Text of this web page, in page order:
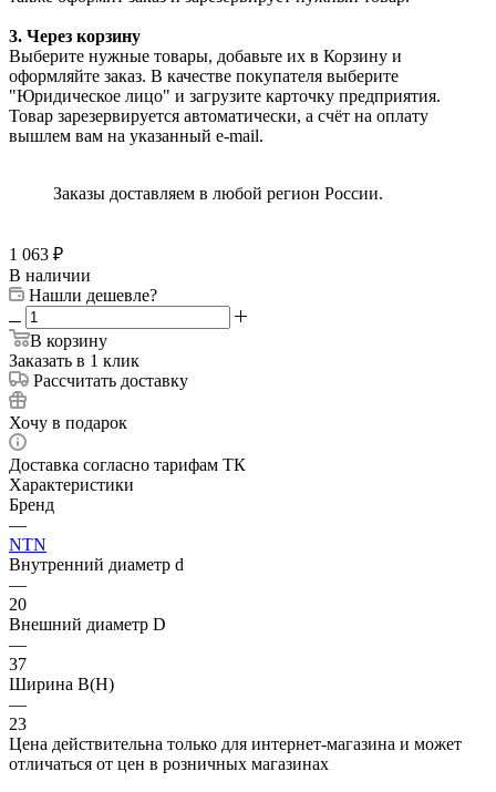
3. Через корзину
Выберите нужные товары, добавьте их в Корзину и
оформляйте заказ. В качестве покупателя выберите
"Юридическое лицо" и загрузите карточку предприятия.
Товар зарезервируется автоматически, а счёт на оплату
вышлем вам на указанный e-mail.
Заказы доставляем в любой регион России.
1 063 ₽
В наличии
Нашли дешевле?
В корзину
Заказать в 1 клик
Рассчитать доставку
Хочу в подарок
Доставка согласно тарифам ТК
Характеристики
Бренд
—
NTN
Внутренний диаметр d
—
20
Внешний диаметр D
—
37
Ширина B(H)
—
23
Цена действительна только для интернет-магазина и может
отличаться от цен в розничных магазинах